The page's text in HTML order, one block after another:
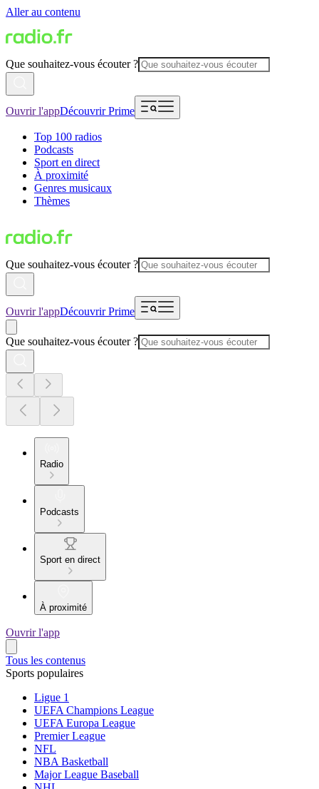
Aller au contenu
Que souhaitez-vous écouter ?
Ouvrir l'appDécouvrir Prime
Top 100 radios
Podcasts
Sport en direct
À proximité
Genres musicaux
Thèmes
Que souhaitez-vous écouter ?
Ouvrir l'appDécouvrir Prime
Que souhaitez-vous écouter ?
Radio
Podcasts
Sport en direct
À proximité
Ouvrir l'app
Tous les contenus
Sports populaires
Ligue 1
UEFA Champions League
UEFA Europa League
Premier League
NFL
NBA Basketball
Major League Baseball